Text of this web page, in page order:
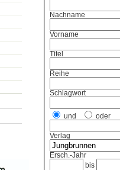
Nachname
Vorname
Titel
Reihe
Schlagwort
und oder
Verlag
Ersch.-Jahr
bis